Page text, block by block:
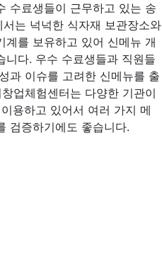
수료생들이 근무하고 있는 송
는 넉넉한 식자재 보관장소와
계를 보유하고 있어 신메뉴 개
니다. 우수 수료생들과 직원들
과 이슈를 고려한 신메뉴를 출
업체험센터는 다양한 기관이
용하고 있어서 여러 가지 메
검증하기에도 좋습니다.